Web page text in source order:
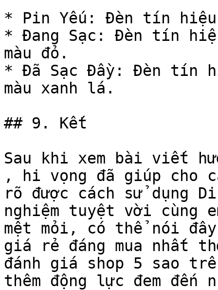
* Pin Yếu: Đèn tín
* Đang Sạc: Đèn tín
màu đỏ.
* Đã Sạc Đầy: Đèn tín
màu xanh lá.
## 9. Kết
Sau khi xem bài viết
, hi vọng đã giúp cho
rõ được cách sử dụng
nghiệm tuyệt vời cùng
mệt mỏi, có thể nói
giá rẻ đáng mua nhất
đánh giá shop 5 sao
thêm động lực đem